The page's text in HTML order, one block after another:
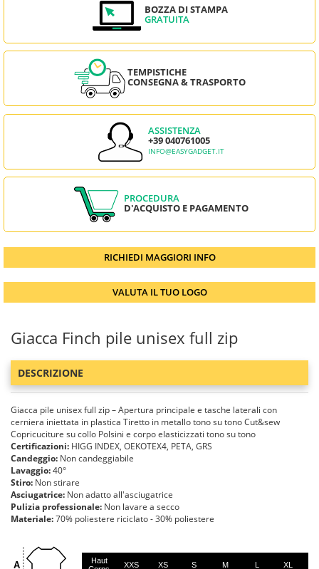
BOZZA DI STAMPA
GRATUITA
TEMPISTICHE
CONSEGNA & TRASPORTO
ASSISTENZA
+39 040761005
INFO@EASYGADGET.IT
PROCEDURA
D'ACQUISTO E PAGAMENTO
RICHIEDI MAGGIORI INFO
VALUTA IL TUO LOGO
Giacca Finch pile unisex full zip
DESCRIZIONE
Giacca pile unisex full zip – Apertura principale e tasche laterali con
cerniera iniettata in plastica Tiretto in metallo tono su tono Cut&sew
Copricuciture su collo Polsini e corpo elasticizzati tono su tono
Certificazioni: HIGG INDEX, OEKOTEX4, PETA, GRS
Candeggio: Non candeggiabile
Lavaggio:40°
Stiro: Non stirare
Asciugatrice: Non adatto all'asciugatrice
Pulizia professionale: Non lavare a secco
Materiale:70% poliestere riciclato - 30% poliestere
A
Haut
XXS XS S M L XL